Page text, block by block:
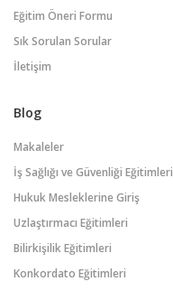
Eğitim Öneri Formu
Sık Sorulan Sorular
İletişim
Blog
Makaleler
İş Sağlığı ve Güvenliği Eğitimleri
Hukuk Mesleklerine Giriş
Uzlaştırmacı Eğitimleri
Bilirkişilik Eğitimleri
Konkordato Eğitimleri